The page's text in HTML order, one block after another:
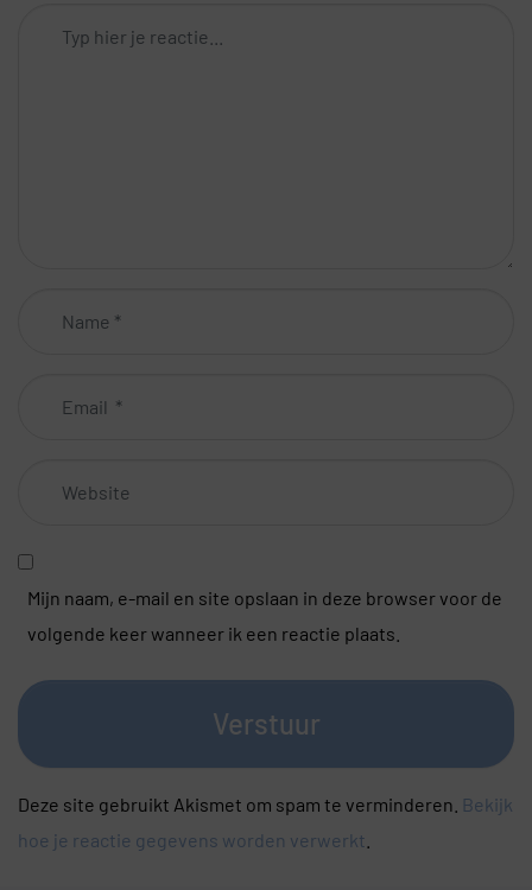
Mijn naam, e-mail en site opslaan in deze browser voor de
volgende keer wanneer ik een reactie plaats.
Verstuur
Deze site gebruikt Akismet om spam te verminderen. Bekijk
hoe je reactie gegevens worden verwerkt